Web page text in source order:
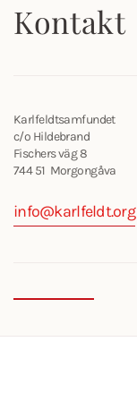
Kontakt
Karlfeldtsamfundet
c/o Hildebrand
Fischers väg 8
744 51 Morgongåva
info@karlfeldt.org